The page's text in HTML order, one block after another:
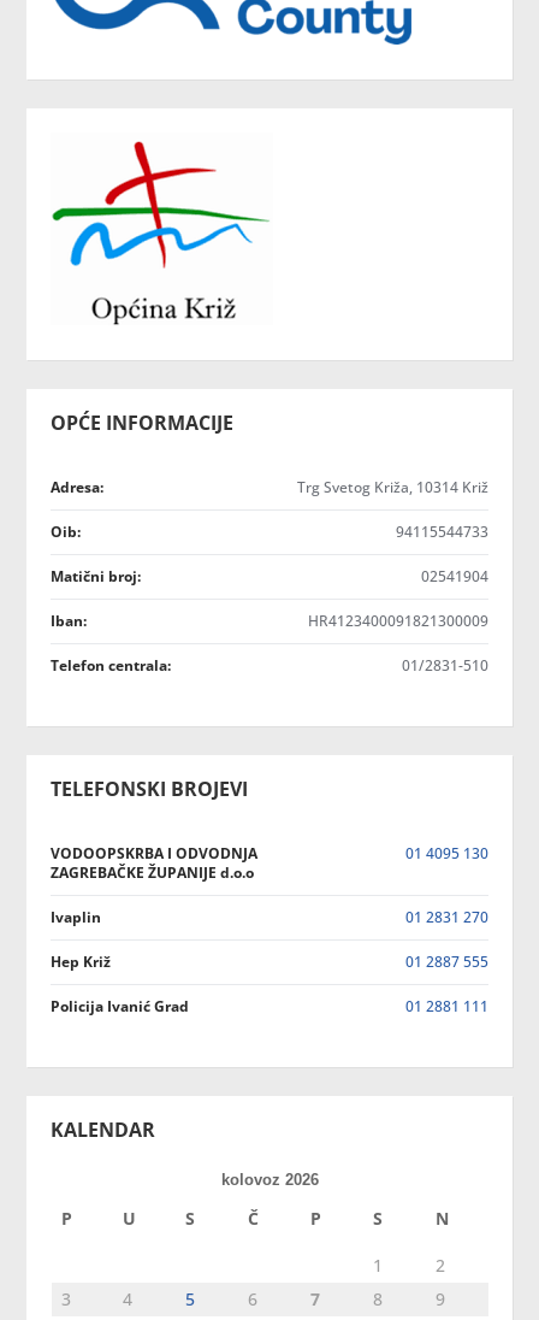
OPĆE INFORMACIJE
Adresa: Trg Svetog Križa, 10314 Križ
Oib: 94115544733
Matični broj: 02541904
Iban: HR4123400091821300009
Telefon centrala: 01/2831-510
TELEFONSKI BROJEVI
VODOOPSKRBA I ODVODNJA
ZAGREBAČKE ŽUPANIJE d.o.o
01 4095 130
Ivaplin 01 2831 270
Hep Križ 01 2887 555
Policija Ivanić Grad 01 2881 111
KALENDAR
kolovoz 2026
P U S Č P S N
1
2
3
4 5 6 7 8
9